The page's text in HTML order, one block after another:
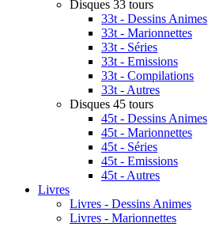
Disques 33 tours
33t - Dessins Animes
33t - Marionnettes
33t - Séries
33t - Emissions
33t - Compilations
33t - Autres
Disques 45 tours
45t - Dessins Animes
45t - Marionnettes
45t - Séries
45t - Emissions
45t - Autres
Livres
Livres - Dessins Animes
Livres - Marionnettes